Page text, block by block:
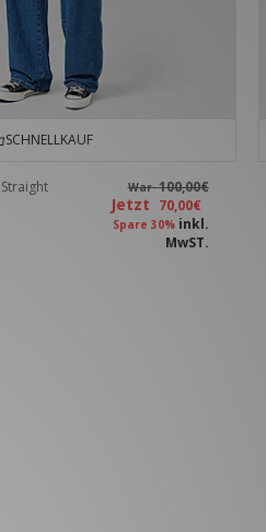
SCHNELLKAUF
War100,00€
Jetzt 70,00€
Spare 30% inkl.
MwST.